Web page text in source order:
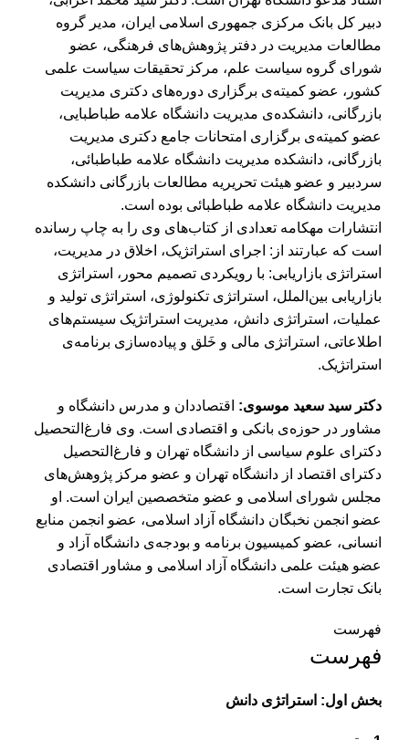
دبیر کل بانک مرکزی جمهوری اسلامی ایران، مدیر گروه
مطالعات مدیریت در دفتر پژوهش‌های فرهنگی، عضو
شورای گروه سیاست علم، مرکز تحقیقات سیاست علمی
کشور، عضو کمیته‌ی برگزاری دوره‌های دکتری مدیریت
بازرگانی، دانشکده‌ی مدیریت دانشگاه علامه طباطبایی،
عضو کمیته‌ی برگزاری امتحانات جامع دکتری مدیریت
بازرگانی، دانشکده مدیریت دانشگاه علامه طباطبائی،
سردبیر و عضو هیئت تحریریه مطالعات بازرگانی دانشکده
مدیریت دانشگاه علامه طباطبائی بوده است.
انتشارات مهکامه تعدادی از کتاب‌های وی را به چاپ رسانده
است که عبارتند از: اجرای استراتژیک، اخلاق در مدیریت،
استراتژی بازاریابی: با رویکردی تصمیم‌ محور، استراتژی
بازاریابی بین‌الملل، استراتژی تکنولوژی، استراتژی تولید و
عملیات، استراتژی دانش، مدیریت استراتژیک سیستم‌های
اطلاعاتی، استراتژی مالی و خَلق و پیاده‌سازی برنامه‌ی
استراتژیک.
دکتر سید سعید موسوی: اقتصاد‌دان و مدرس دانشگاه و
مشاور در حوزه‌ی بانکی و اقتصادی است. وی فارغ‌التحصیل
دکترای علوم سیاسی از دانشگاه تهران و فارغ‌التحصیل
دکترای اقتصاد از دانشگاه تهران و عضو مرکز پژوهش‌های
مجلس شورای اسلامی و عضو متخصصین ایران است. او
عضو انجمن نخبگان دانشگاه آزاد اسلامی، عضو انجمن منابع
انسانی، عضو کمیسیون برنامه و بودجه‌ی دانشگاه آزاد و
عضو هیئت علمی دانشگاه آزاد اسلامی و مشاور اقتصادی
بانک تجارت است.
فهرست
فهرست
بخش اول: استراتژی دانش